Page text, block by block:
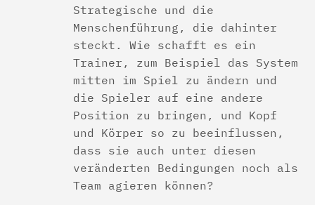
Strategische und die
Menschenführung, die dahinter
steckt. Wie schafft es ein
Trainer, zum Beispiel das System
mitten im Spiel zu ändern und
die Spieler auf eine andere
Position zu bringen, und Kopf
und Körper so zu beeinflussen,
dass sie auch unter diesen
veränderten Bedingungen noch als
Team agieren können?